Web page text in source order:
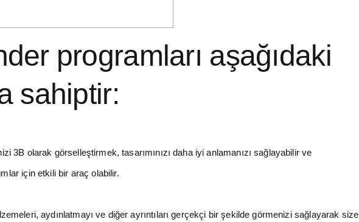
programları aşağıdaki
sahiptir:
3B olarak görselleştirmek, tasarımınızı daha iyi anlamanızı sağlayabilir ve
için etkili bir araç olabilir.
aydınlatmayı ve diğer ayrıntıları gerçekçi bir şekilde görmenizi sağlayarak size